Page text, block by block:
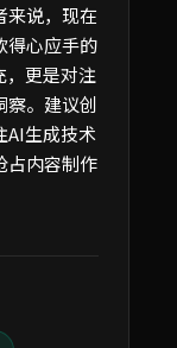
来说，现在
得心应手的
，更是对注
察。建议创
AI生成技术
占内容制作